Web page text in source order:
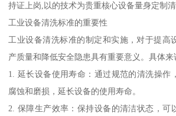
持证上岗,以的技术为贵重核心设备量身定制
工业设备清洗标准的重要性
工业设备清洗标准的制定和实施，对于提高
产质量和降低安全隐患具有重要意义。具体来
1. 延长设备使用寿命：通过规范的清洗操作
腐蚀和磨损，延长设备的使用寿命。
2. 保障生产效率：保持设备的清洁状态，可